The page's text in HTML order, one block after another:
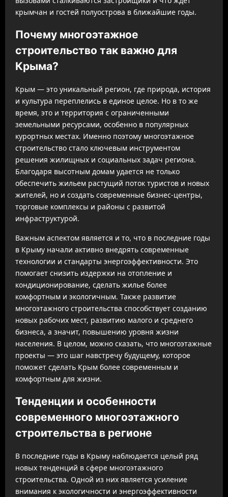
крымчан и гостей полуострова в ближайшие годы.
Почему многоэтажное
строительство так важно для
Крыма?
Крым — это уникальный регион, где природа, история
и культура переплелись в единое целое. Но в то же
время, это и территория с ограниченными
земельными ресурсами, особенно в популярных
курортных местах. Именно поэтому многоэтажное
строительство стало ключевым инструментом
решения жилищных и социальных задач региона.
Благодаря высотным домам удается не только
обеспечить жильем растущий поток туристов и новых
жителей, но и создать современные бизнес-центры,
торговые комплексы и районы с развитой
инфраструктурой.
Важным аспектом является и то, что в последние годы
в Крыму начали активно внедрять современные
технологии и стандарты энергоэффективности. Это
помогает снизить издержки на отопление и
кондиционирование, сделать жилье более
комфортным и экологичным. Также развитие
многоэтажного строительства способствует созданию
новых рабочих мест, развитию малого и среднего
бизнеса, а значит, повышению уровня жизни
населения. В целом, можно сказать, что многоэтажные
проекты — это шаг навстречу будущему, которое
поможет сделать Крым более современным и
комфортным для жизни.
Тенденции и особенности
современного многоэтажного
строительства в регионе
В последние годы в Крыму наблюдается целый ряд
новых тенденций в сфере многоэтажного
строительства. Одной из них является усиление
внимания к экологичности и энергоэффективности